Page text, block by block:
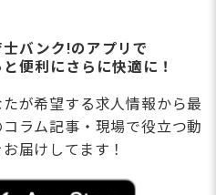
士バンク!のアプリで
と便利にさらに快適に！
たが希望する求人情報から最
ラム記事・現場で役立つ動
届けしてます！